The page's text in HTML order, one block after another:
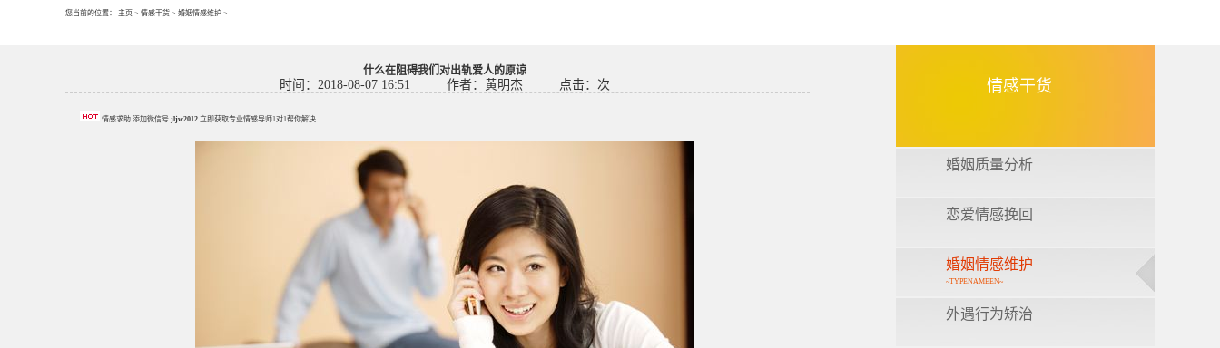
您当前的位置： 主页 > 情感干货 > 婚姻情感维护 >
什么在阻碍我们对出轨爱人的原谅
时间：2018-08-07 16:51 作者：黄明杰 点击： 次
情感求助 添加微信号 jljw2012 立即获取专业情感导师1对1帮你解决
情感干货
婚姻质量分析
恋爱情感挽回
婚姻情感维护
~TYPENAMEEN~
外遇行为矫治